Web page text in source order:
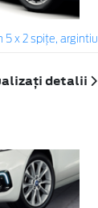
5 x 2 spiţe, argintiu
detalii